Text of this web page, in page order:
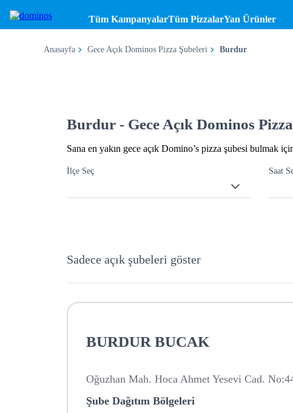
Tüm KampanyalarTüm PizzalarYan Ürünler
Anasayfa Gece Açık Dominos Pizza Şubeleri Burdur
Burdur - Gece Açık Dominos
Sana en yakın gece açık Domino’s pizza şubesi bulmak
İlçe Seç Saat
Sadece açık şubeleri göster
BURDUR BUCAK
Oğuzhan Mah. Hoca Ahmet Yesevi Cad.
Şube Dağıtım Bölgeleri